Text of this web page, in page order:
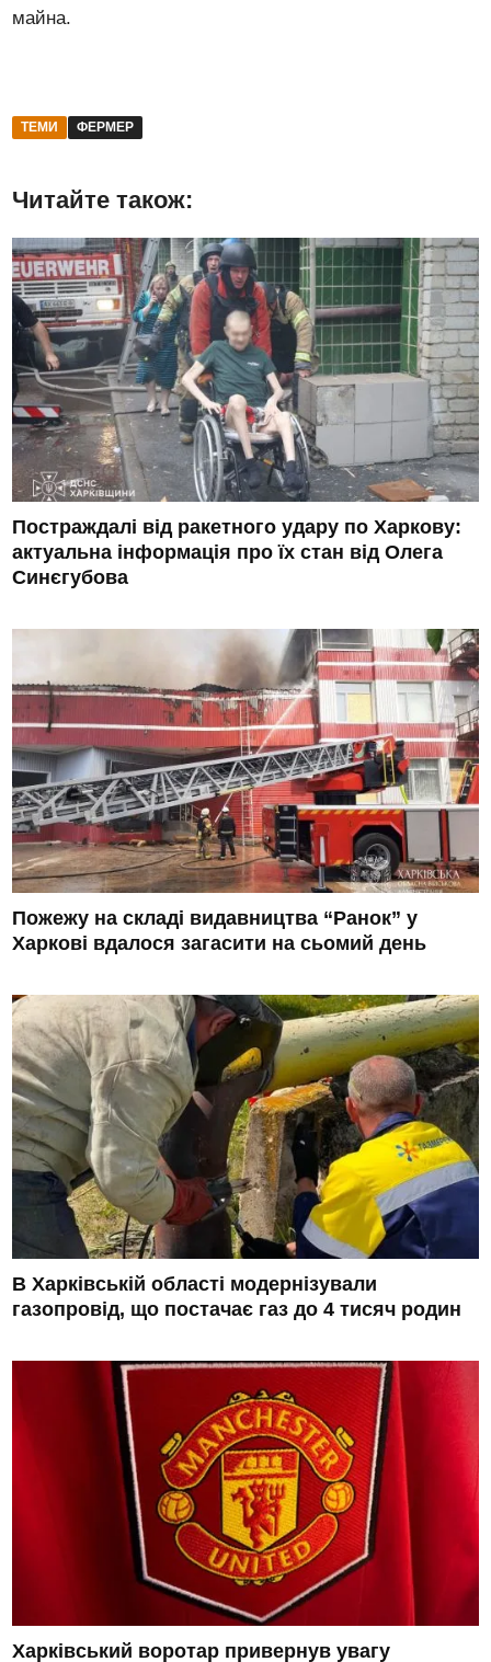
майна.
ТЕМИ ФЕРМЕР
Читайте також:
Постраждалі від ракетного удару по Харкову:
актуальна інформація про їх стан від Олега
Синєгубова
Пожежу на складі видавництва “Ранок” у
Харкові вдалося загасити на сьомий день
В Харківській області модернізували
газопровід, що постачає газ до 4 тисяч родин
Харківський воротар привернув увагу